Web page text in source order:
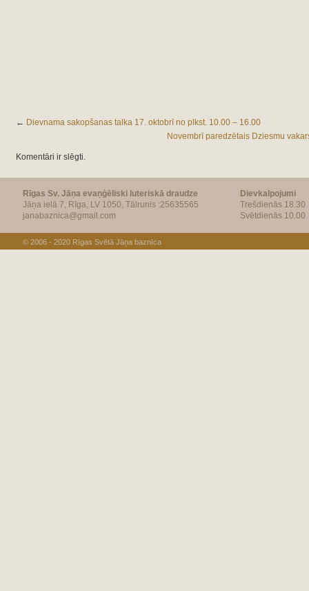
← Dievnama sakopšanas talka 17. oktobrī no plkst. 10.00 – 16.00
Novembrī paredzētais Dziesmu
Komentāri ir slēgti.
Rīgas Sv. Jāņa evaņģēliski luteriskā draudze
Jāņa ielā 7, Rīga, LV 1050, Tālrunis :25635565
janabaznica@gmail.com
Dievkalpojumi
Trešdienās 18.30
Svētdienās 10.00
© 2006 - 2020 Rīgas Svētā Jāņa baznīca